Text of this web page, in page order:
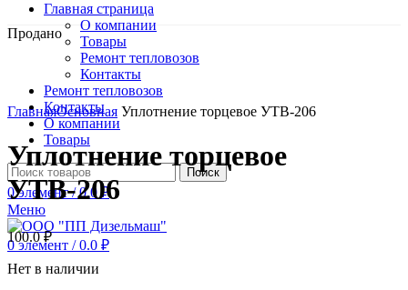
Главная страница
О компании
Товары
Ремонт тепловозов
Контакты
Ремонт тепловозов
Контакты
О компании
Товары
Поиск
0элемент / 0.0₽
Меню
0элемент / 0.0 ₽
Продано
Нажмите, чтобы увеличить
ГлавнаяОсновная Уплотнение торцевое УТВ-206
Уплотнение торцевое
УТВ-206
100.0₽
Нет в наличии